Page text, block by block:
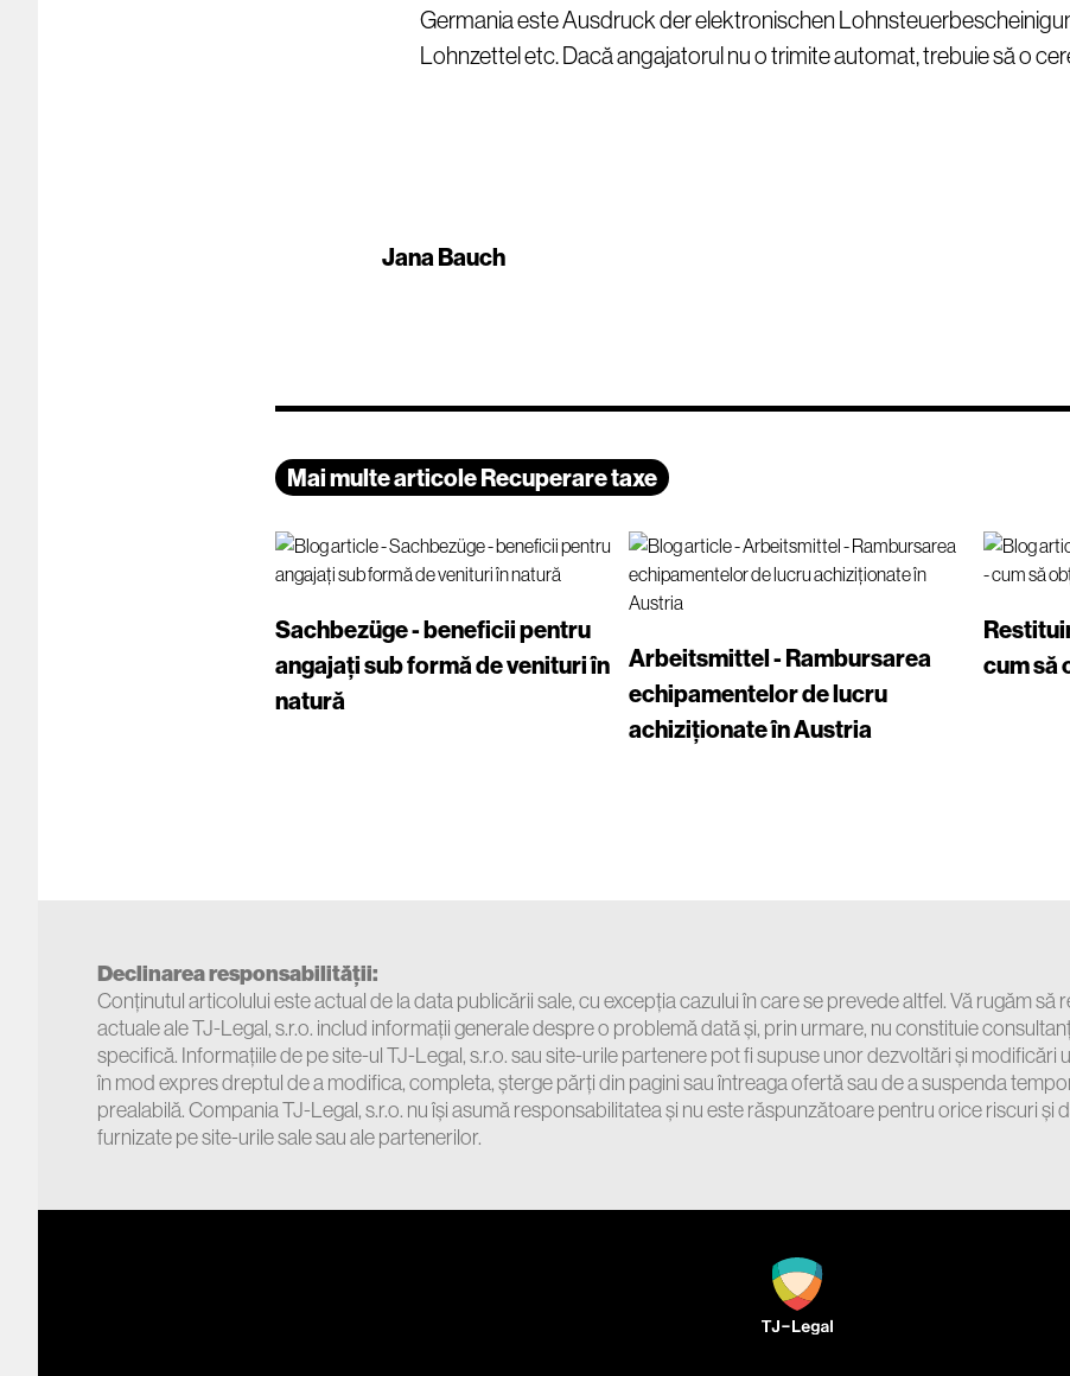
Germania este Ausdruck der elektronischen
Lohnzettel etc. Dacă angajatorul nu o trimite automat, trebuie să o
Jana Bauch
Mai multe articole Recuperare taxe
Sachbezüge - beneficii pentru
angajați sub formă de venituri în
natură
Arbeitsmittel - Rambursarea
echipamentelor de lucru
achiziționate în Austria
cum să
Declinarea responsabilității:
Conținutul articolului este actual de la data publicării sale, cu excepția cazului în care se prevede altfel. Vă rugăm
actuale ale TJ-Legal, s.r.o. includ informații generale despre o problemă dată și, prin urmare, nu constituie
specifică. Informațiile de pe site-ul TJ-Legal, s.r.o. sau site-urile partenere pot fi supuse unor dezvoltări și modificări
în mod expres dreptul de a modifica, completa, șterge părți din pagini sau întreaga ofertă sau de a suspenda
prealabilă. Compania TJ-Legal, s.r.o. nu își asumă responsabilitatea și nu este răspunzătoare pentru orice riscuri
furnizate pe site-urile sale sau ale partenerilor.